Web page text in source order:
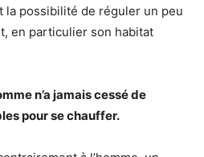
la possibilité de réguler un peu
en particulier son habitat
n’a jamais cessé de
pour se chauffer.